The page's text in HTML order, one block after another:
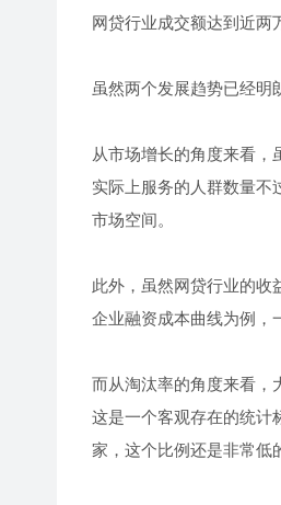
网贷行业成交额达到近两
虽然两个发展趋势已经明
从市场增长的角度来看，
实际上服务的人群数量不
市场空间。
此外，虽然网贷行业的收
企业融资成本曲线为例，
而从淘汰率的角度来看，
这是一个客观存在的统计
家，这个比例还是非常低